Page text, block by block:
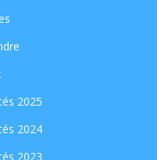
2025
2024
2023